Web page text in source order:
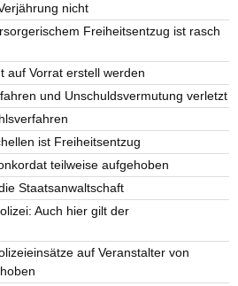
nicht
Freiheitsentzug ist rasch
auf Vorrat erstell werden
und Unschuldsvermutung verletzt
ist Freiheitsentzug
teilweise aufgehoben
Staatsanwaltschaft
Auch hier gilt der
auf Veranstalter von